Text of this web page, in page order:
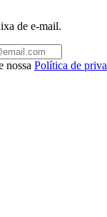
de e-mail.
nossa Política de